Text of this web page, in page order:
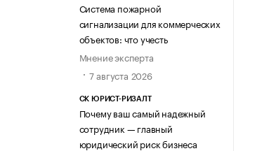
Система пожарной
сигнализации для коммерческих
объектов: что учесть
Мнение эксперта
7 августа 2026
СК ЮРИСТ-РИЗАЛТ
Почему ваш самый надежный
сотрудник — главный
юридический риск бизнеса